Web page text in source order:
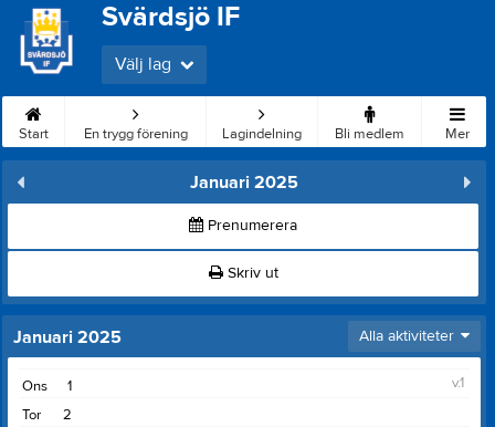
Svärdsjö IF
Välj lag
Start En trygg förening Lagindelning Bli medlem Mer
Januari 2025
Prenumerera
Skriv ut
Januari 2025 Alla aktiviteter
1
Ons
v.1
2
Tor